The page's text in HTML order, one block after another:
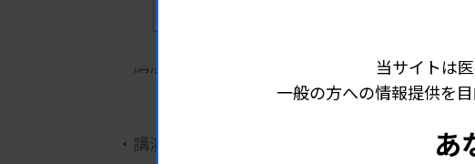
須賀淳子先生（京都橘大学健康科学部臨床
・講演2：がんゲノム医療の全体像とコンパニ
柳田絵美衣先生（群馬パース大学医療技術
・講演3：核酸品質確認
詳細はこちら（
当サイトは
一般の方への情報提供を
あ